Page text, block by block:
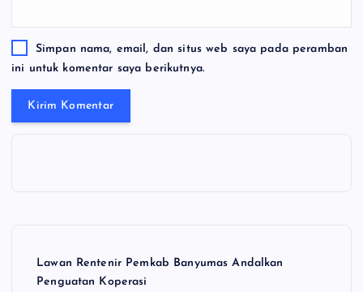
Simpan nama, email, dan situs web saya pada peramban
ini untuk komentar saya berikutnya.
Lawan Rentenir Pemkab Banyumas Andalkan
Penguatan Koperasi